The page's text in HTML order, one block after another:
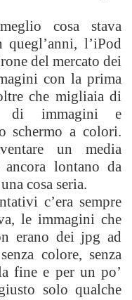
cosa stava
l’iPod
del mercato dei
con la prima
che migliaia di
di immagini e
schermo a colori.
un media
lontano da
cosa seria.
c’era sempre
le immagini che
erano dei jpg ad
colore, senza
fine e per un po’
solo qualche